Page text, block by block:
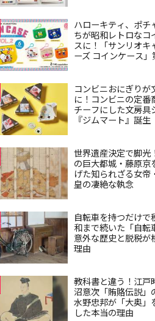
ハローキティ、ポチ
ちが昭和レトロなコ
スに！「サンリオキ
ーズ コインケース」
コンビニおにぎりが
に！コンビニの定番
チーフにした文房具
『ジムマート』誕生
世界遺産決定で脚光
の巨大都城・藤原京
げた知られざる女帝
皇の凄絶な執念
自転車を持つだけで
和まで続いた「自転
意外な歴史と脱税が
理由
教科書と違う！江戸
沼意次「賄賂伝説」
水野忠邦が「大奥」
した本当の理由